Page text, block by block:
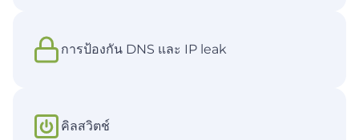
การป้องกัน DNS และ IP leak
คิลสวิตช์